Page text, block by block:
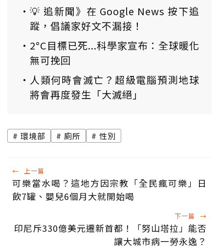
💡 追新聞》在 Google News 按下追
蹤，倡議家好文不漏接！
2°C目標已死...科學家宣布：全球暖化
無可挽回
人類何時會滅亡？超級電腦預測地球
將會再度發生「大滅絕」
環境部 廁所 性別
← 上一篇
可樂當水喝？這地方因宗教「全民瘋可樂」日
飲7罐、嬰兒6個月大就開始喝
下一篇 →
印尼斥330億美元遷新首都！「努山塔拉」能否
讓大城市病一勞永逸？